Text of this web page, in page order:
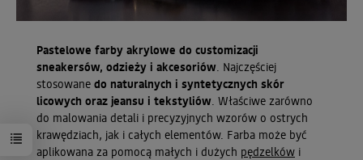
Pastelowe farby akrylowe do customizacji
sneakersów, odzieży i akcesoriów . Najczęściej
stosowane do naturalnych i syntetycznych skór
licowych oraz jeansu i tekstyliów . Właściwe zarówno
do malowania detali i precyzyjnych wzorów o ostrych
krawędziach, jak i całych elementów. Farba może być
aplikowana za pomocą małych i dużych pędzelków i